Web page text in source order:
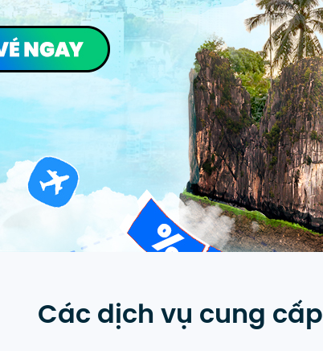
Các dịch vụ cung cấp